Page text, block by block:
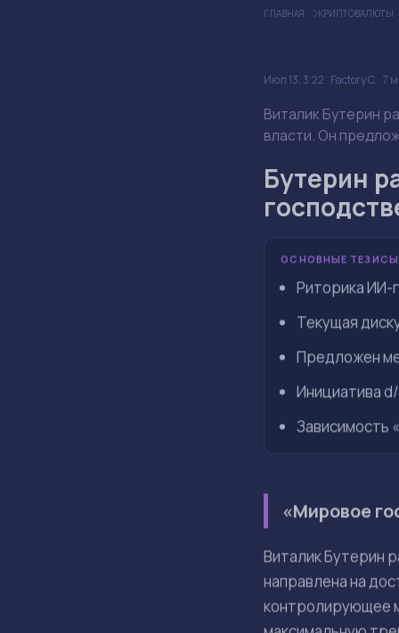
ГЛАВНАЯ КРИПТОВАЛЮТЫ
Июл 13, 3:22 Factory C.
Виталик Бутерин
власти. Он